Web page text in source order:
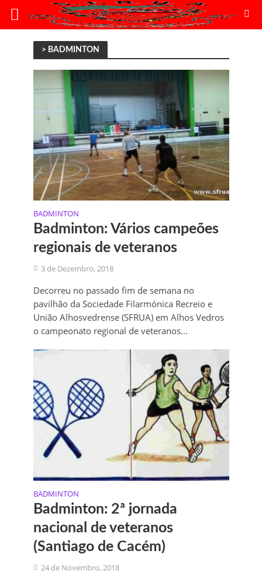
> BADMINTON
BADMINTON
Badminton: Vários campeões
regionais de veteranos
3 de Dezembro, 2018
Decorreu no passado fim de semana no
pavilhão da Sociedade Filarmónica Recreio e
União Alhosvedrense (SFRUA) em Alhos Vedros
o campeonato regional de veteranos...
BADMINTON
Badminton: 2ª jornada
nacional de veteranos
(Santiago de Cacém)
24 de Novembro, 2018